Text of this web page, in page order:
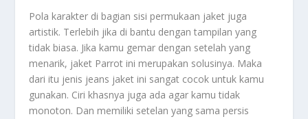
Pola karakter di bagian sisi permukaan jaket juga
artistik. Terlebih jika di bantu dengan tampilan yang
tidak biasa. Jika kamu gemar dengan setelah yang
menarik, jaket Parrot ini merupakan solusinya. Maka
dari itu jenis jeans jaket ini sangat cocok untuk kamu
gunakan. Ciri khasnya juga ada agar kamu tidak
monoton. Dan memiliki setelan yang sama persis